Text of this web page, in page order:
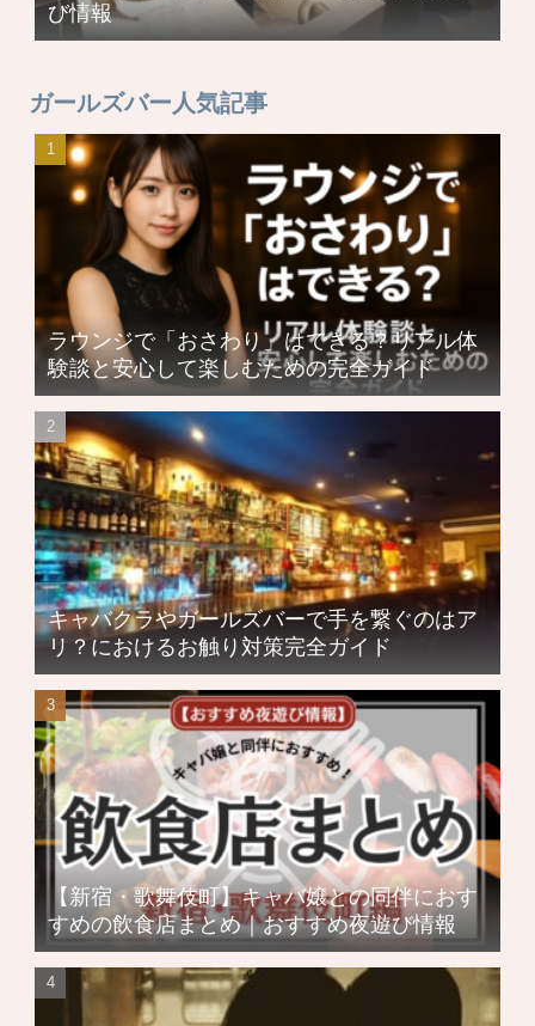
び情報
ガールズバー人気記事
ラウンジで「おさわり」はできる？リアル体
験談と安心して楽しむための完全ガイド
キャバクラやガールズバーで手を繋ぐのはア
リ？におけるお触り対策完全ガイド
【新宿・歌舞伎町】キャバ嬢との同伴におす
すめの飲食店まとめ｜おすすめ夜遊び情報